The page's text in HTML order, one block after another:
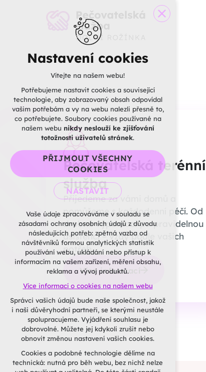
Pečovatelská terénní
služba
Přijedeme za vámi domů a
pomůžeme s každodenní péčí. Od
drobné výpomoci po pravidelnou
asistenci – vždy podle vašich
potřeb.
Více informací
Nastavení cookies
Vítejte na našem webu!
Potřebujeme nastavit cookies a související
technologie, aby zobrazovaný obsah odpovídal
vašim potřebám a vy na webu nalezli přesně to,
co potřebujete. Soubory cookies používané na
našem webu nikdy neslouží ke zjišťování
totožnosti uživatelů stránek.
PŘIJMOUT VŠECHNY
COOKIES
NASTAVIT
Technická cookies
nutná pro provozování webu
udržení kontextu stránek (session):
případná přihlášení, volby jazyka, apod.
Volitelná cookies
analytická pro anonymizované
vyhodnocení návštěvnosti
marketingová cookies (Google, Seznam,
Facebook)
Více informací o cookies na našem webu
PŘIJMOUT VŠECHNY
COOKIES
Vaše údaje zpracováváme v souladu se
zásadami ochrany osobních údajů z důvodu
následujících potřeb: zpětná vazba od
návštěvníků formou analytických statistik
používání webu, ukládání nebo přístup k
informacím na vašem zařízení, měření obsahu,
reklama a vývoj produktů.
Více informací o cookies na našem webu
Správci vašich údajů bude naše společnost, jakož
i naši důvěryhodní partneři, se kterými neustále
spolupracujeme. Vyjádření souhlasu je
dobrovolné. Můžete jej kdykoli zrušit nebo
obnovit změnou nastavení vašich cookies.
Cookies a podobné technologie dělíme na
technická: nutná pro běh webu, bez nichž nelze